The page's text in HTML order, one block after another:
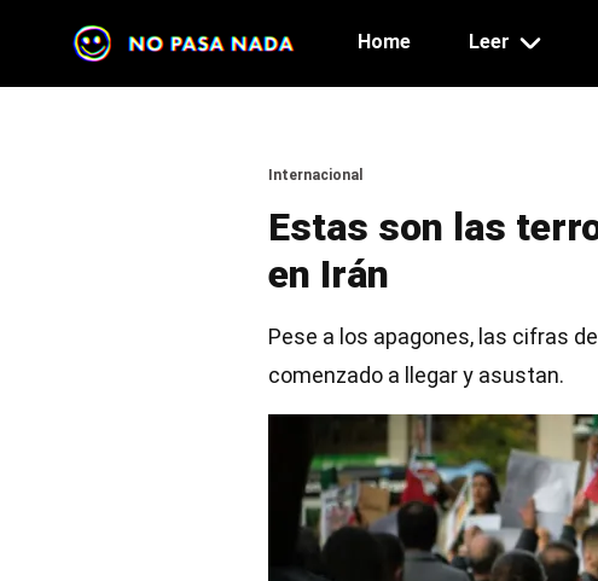
Main
Home Leer
Section
Internacional
Estas son las
en Irán
Pese a los apagones, las cifras
comenzado a llegar y asustan.